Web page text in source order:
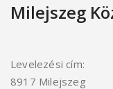
Milejszeg
Levelezési cím:
8917 Milejszeg